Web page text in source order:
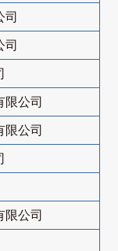
司
司
限公司
限公司
限公司